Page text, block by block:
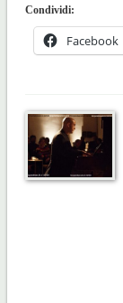
Condividi:
Facebook